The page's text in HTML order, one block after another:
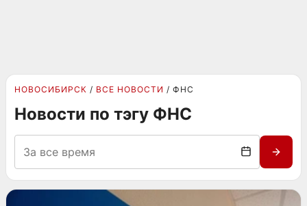
НОВОСИБИРСК ВСЕ НОВОСТИ ФНС
Новости по тэгу ФНС